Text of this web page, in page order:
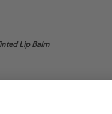
Lip Balm
mähib huuled
huuled tundideks